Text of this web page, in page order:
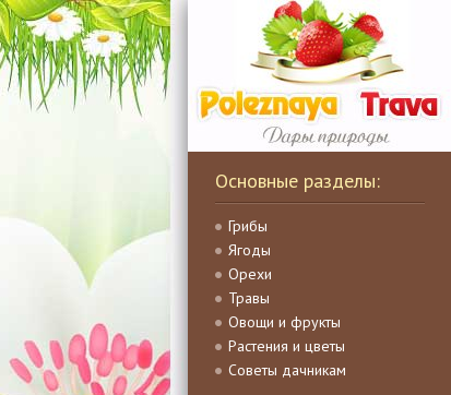
Основные разделы:
Грибы
Ягоды
Орехи
Травы
Овощи и фрукты
Растения и цветы
Советы дачникам